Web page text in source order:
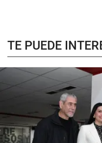
TE PUEDE